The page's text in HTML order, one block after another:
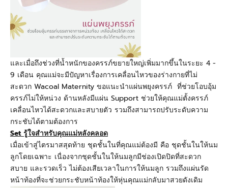
และเมื่อถึงช่วงที่น้ำหนักของครรภ์ขยายใหญ่เพิ่มมากขึ้นในระยะ 4 -
9 เดือน คุณแม่จะมีปัญหาเรื่องการเคลื่อนไหวของร่างกายที่ไม่
สะดวก Wacoal Maternity ขอแนะนำแผ่นพยุงครรภ์ ที่ช่วยโอบอุ้ม
ครรภ์ไม่ให้หน่วง ด้านหลังมีแผ่น Support ช่วยให้คุณแม่ตั้งครรภ์
เคลื่อนไหวได้สะดวกและสบายตัว รวมถึงสามารถปรับระดับความ
กระชับได้ตามต้องการ
Setรู้ใจสำหรับคุณแม่หลังคลอด
เมื่อเข้าสู่ไตรมาสสุดท้าย ชุดชั้นในที่คุณแม่ต้องมี คือ ชุดชั้นในให้นม
ลูกโดยเฉพาะ เนื่องจากชุดชั้นในให้นมลูกมีช่องเปิดปิดที่สะดวก
สบาย และรวดเร็ว ไม่ต้องเสียเวลาในการให้นมลูก รวมถึงแผ่นรัด
หน้าท้องที่จะช่วยกระชับหน้าท้องให้หุ่นคุณแม่กลับมาสวยดังเดิม